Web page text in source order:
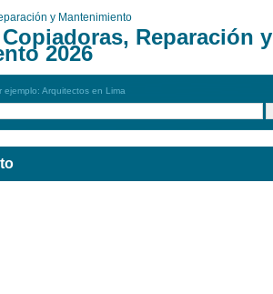
y Mantenimiento
Reparación y
2026
ejemplo: Arquitectos en Lima